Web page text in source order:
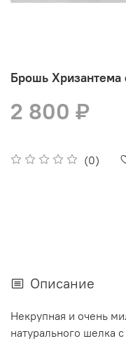
Брошь Хризантема
(0)
2 800 ₽
Описание
Некрупная и очень
натурального шелка